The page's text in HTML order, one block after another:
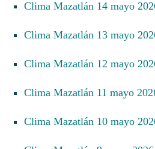
Clima Mazatlán 14 mayo
Clima Mazatlán 13 mayo
Clima Mazatlán 12 mayo
Clima Mazatlán 11 mayo
Clima Mazatlán 10 mayo